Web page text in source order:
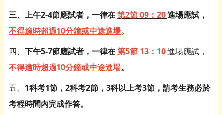
三、上午2-4節應試者 ，一律在第2節 09：20進場應試 ，
不得逾時超過10分鐘或中途進場。
四、 下午5-7節應試者，一律在第5節 13：10進場應試 ，
不得逾時超過10分鐘或中途進場。
五、 1科考1節，2科考2節，3科以上考3節， 請考生務必於
考程時間內完成作答。